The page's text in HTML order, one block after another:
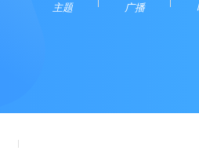
主题 广播